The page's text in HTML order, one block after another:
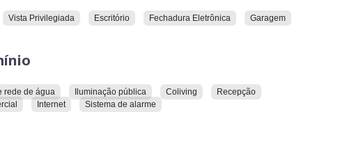
empouquíssimas unidades.
investir com alto poder de valorização.
design.
Vista Privilegiada Escritório Fechadura Eletrônica
Garagem
rede de água Iluminação pública Coliving
Recepção
Internet Sistema de alarme